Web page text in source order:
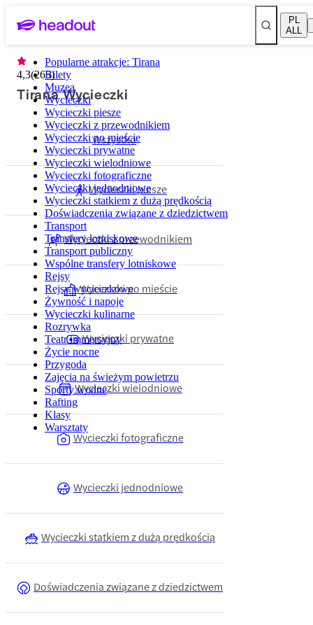
PL
ALL
Popularne atrakcje: Tirana
Bilety
Muzea
Wycieczki
Wycieczki piesze
Wycieczki z przewodnikiem
Wycieczki po mieście
Wycieczki prywatne
Wycieczki wielodniowe
Wycieczki fotograficzne
Wycieczki jednodniowe
Wycieczki statkiem z dużą prędkością
Doświadczenia związane z dziedzictwem
Transport
Transfery lotniskowe
Transport publiczny
Wspólne transfery lotniskowe
Rejsy
Rejsy wycieczkowe
Żywność i napoje
Wycieczki kulinarne
Rozrywka
Teatr immersyjny
Życie nocne
Przygoda
Zajęcia na świeżym powietrzu
Sporty wodne
Rafting
Klasy
Warsztaty
4,3(265)
Tirana Wycieczki
Wszystko
Wycieczki piesze
Wycieczki z przewodnikiem
Wycieczki po mieście
Wycieczki prywatne
Wycieczki wielodniowe
Wycieczki fotograficzne
Wycieczki jednodniowe
Wycieczki statkiem z dużą prędkością
Doświadczenia związane z dziedzictwem